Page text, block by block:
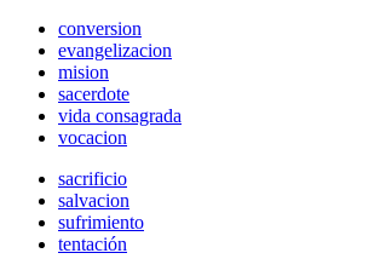
conversion
evangelizacion
mision
sacerdote
vida consagrada
vocacion
sacrificio
salvacion
sufrimiento
tentación